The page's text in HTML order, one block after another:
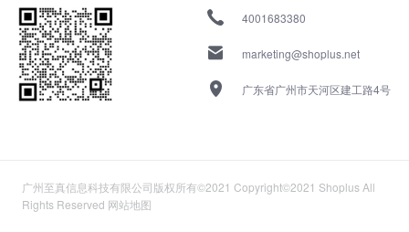
4001683380
marketing@shoplus.net
广东省广州市天河区建工路4号
广州至真信息科技有限公司版权所有©2021 Copyright©2021 Shoplus All
Rights Reserved 网站地图